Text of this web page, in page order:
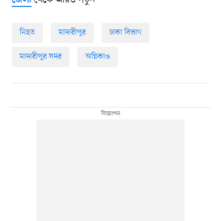
নিহত মাদারীপুর ঢাকা বিভাগ
মাদারীপুর সদর অগ্নিকাণ্ড